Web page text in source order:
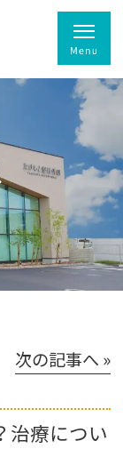
次の記事へ »
治療につい